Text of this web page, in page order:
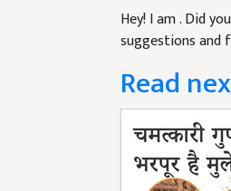
Hey! I am. Did
suggestions and
Read